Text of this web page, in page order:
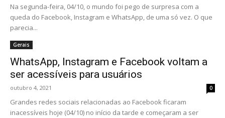
Na segunda-feira, 04/10, o mundo foi pego de surpresa com a
queda do Facebook, Instagram e WhatsApp, de uma só vez. O que
parecia...
Gerais
WhatsApp, Instagram e Facebook voltam a
ser acessíveis para usuários
outubro 4, 2021 0
Grandes redes sociais relacionadas ao Facebook ficaram
inacessíveis hoje (04/10) no início da tarde e começaram a ser